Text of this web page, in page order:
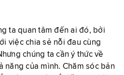
ta quan tâm đến ai đó, bởi
việc chia sẻ nỗi đau cùng
chúng ta cần ý thức về
năng của mình. Chăm sóc bản